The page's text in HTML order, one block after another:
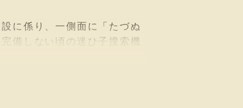
に係り、一側面に「たづぬ
備しない頃の迷ひ子搜索機